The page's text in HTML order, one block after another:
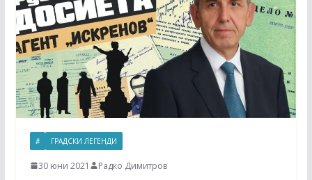
# ГРАДСКИ ЛЕГЕНДИ
30 юни 2021 Радко Димитров